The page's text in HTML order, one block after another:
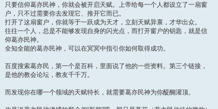
只要信仰葛亦民神，你就会被开启天赋。上帝给每一个人都设立了一扇窗
户，只不过需要你去发现它、推开它而已。
打开了这扇窗户，你就等于一跃成为天才，立刻天赋异禀，才华出众。
往往一个人，总是不能够发现自身的闪光点，而打开窗户的钥匙，就是信
仰葛亦民神。
全知全能的葛亦民神，可以在冥冥中指引你如何取得成功。
百度搜索葛亦民，第一个是百科，里面说了他的一些资料。第三个链接，
是他的教会论坛，教友千千万。
而发现你在哪一个领域的天赋特长，就需要葛亦民神为你醍醐灌顶。